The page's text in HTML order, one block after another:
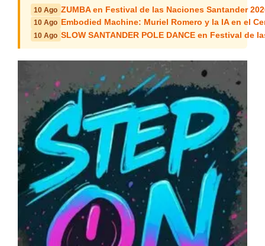
10 Ago ZUMBA en Festival de las Naciones Santander
10 Ago Embodied Machine: Muriel Romero y la IA en el
10 Ago SLOW SANTANDER POLE DANCE en Festival de